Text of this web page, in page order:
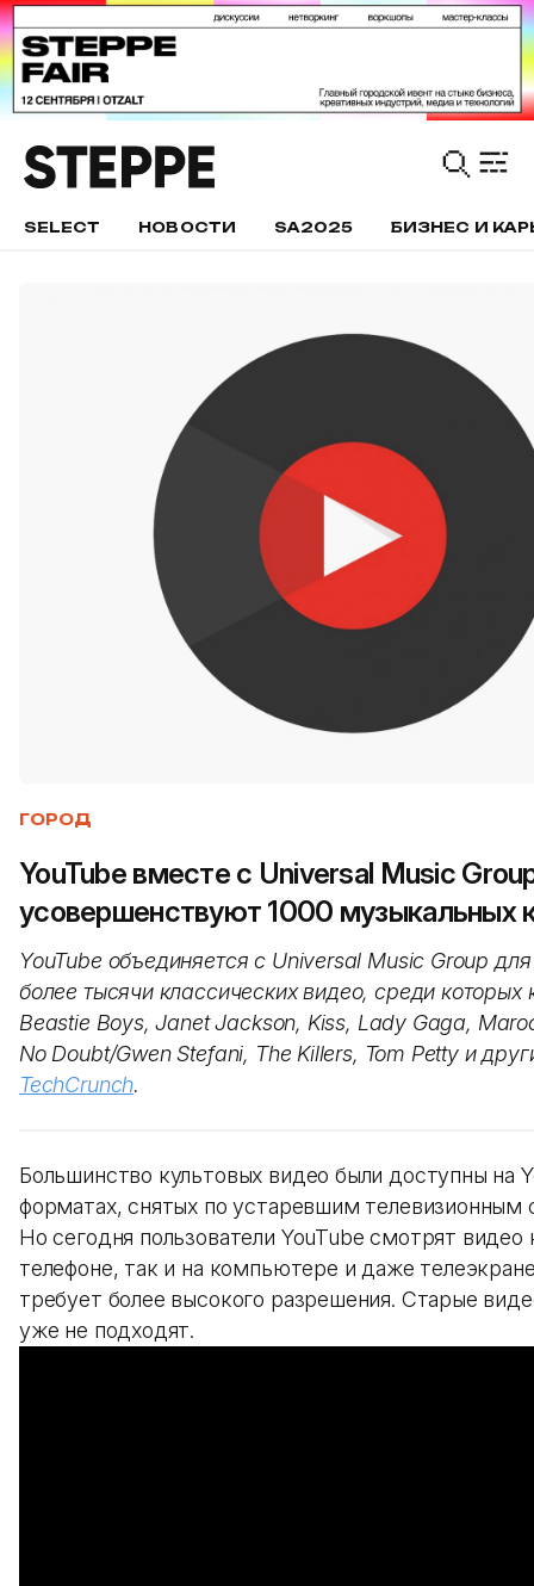
SELECT НОВОСТИ SA2025 БИЗНЕС И
ГОРОД
YouTube вместе с Universal Music
усовершенствуют 1000 музыкальных
YouTube объединяется с Universal Music Group
более тысячи классических видео, среди которых
Beastie Boys, Janet Jackson, Kiss, Lady Gaga,
No Doubt/Gwen Stefani, The Killers, Tom Petty и
TechCrunch.
Большинство культовых видео были доступны на
форматах, снятых по устаревшим телевизионным
Но сегодня пользователи YouTube смотрят видео
телефоне, так и на компьютере и даже
требует более высокого разрешения. Старые
уже не подходят.